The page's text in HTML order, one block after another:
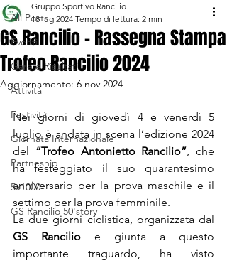
All Posts
Eventi
Gare e Risultati
Attività
Festività
Giornata Internazionale
Partneship
5x1000
GS Rancilio 50'story
GS Rancilio - Rassegna Stampa
Trofeo Rancilio 2024
Gruppo Sportivo Rancilio
18 lug 2024 Tempo di lettura: 2 min
Aggiornamento: 6 nov 2024
Nei giorni di giovedì 4 e venerdì 5
luglio è andata in scena l’edizione 2024
del “Trofeo Antonietto Rancilio”, che
ha festeggiato il suo quarantesimo
anniversario per la prova maschile e il
settimo per la prova femminile.
GS Rancilio e giunta a questo
importante traguardo, ha visto